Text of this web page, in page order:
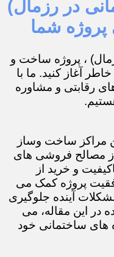
در رزمال)
پروژه شما
، پروژه ساخت و
آغاز کنید. ما با
رقابتی و مشاوره
مراکز ساخت وساز
از مصالح فروشی های
و خرید از
پروژه کمک می
آینده جلوگیری
در این مقاله، می
های ساختمانی خود